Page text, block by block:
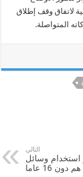
لاتفاق وقف إطلاق
المتواصلة.
التالي
استخدام وسائل
16 عاما